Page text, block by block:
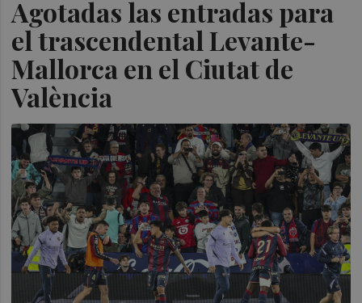
Agotadas las entradas para
el trascendental Levante-
Mallorca en el Ciutat de
València